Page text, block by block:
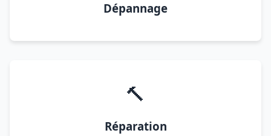
Dépannage
🔨
Réparation